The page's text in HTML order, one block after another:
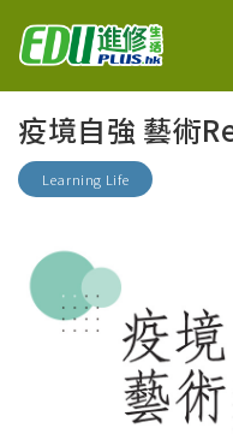
疫境自強 藝術
Learning Life